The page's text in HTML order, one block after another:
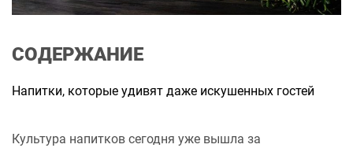
а
СОДЕРЖАНИЕ
Напитки, которые удивят даже искушенных гостей
Культура напитков сегодня уже вышла за